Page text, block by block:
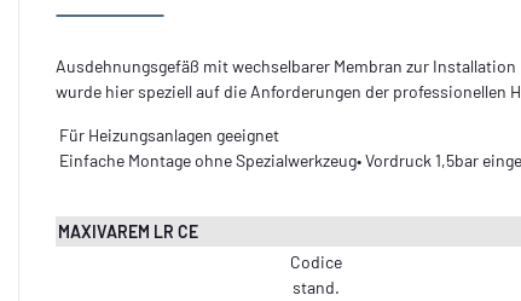
Ausdehnungsgefäß mit wechselbarer Membran zur
wurde hier speziell auf die Anforderungen der professionellen
Für Heizungsanlagen geeignet
Einfache Montage ohne Spezialwerkzeug• Vordruck 1,5bar
MAXIVAREM LR CE
Codice
stand.